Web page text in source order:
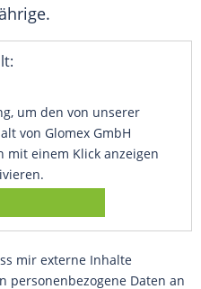
um den von unserer
von Glomex GmbH
mit einem Klick anzeigen
mir externe Inhalte
personenbezogene Daten an